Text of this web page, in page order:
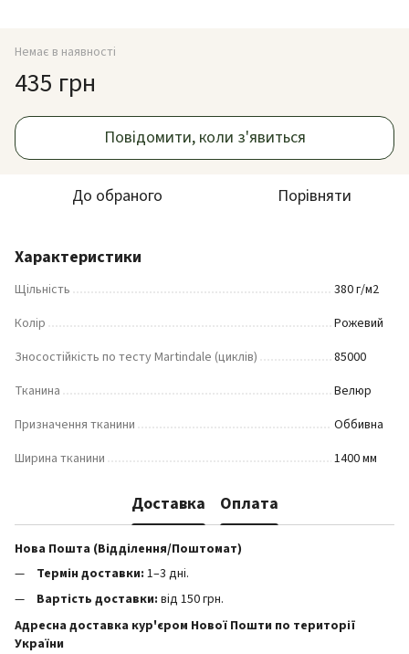
Немає в наявності
435 грн
Повідомити, коли з'явиться
До обраного Порівняти
Характеристики
Щільність
380 г/м2
Колір
Рожевий
Зносостійкість по тесту Martindale (циклів)
85000
Тканина
Велюр
Призначення тканини
Оббивна
Ширина тканини
1400 мм
Доставка Оплата
Нова Пошта (Відділення/Поштомат)
Термін доставки: 1–3 дні.
Вартість доставки: від 150 грн.
Адресна доставка кур'єром Нової Пошти по території
України